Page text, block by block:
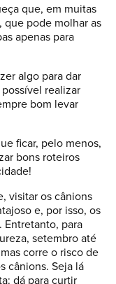
que, em muitas
pode molhar as
apenas para
algo para dar
realizar
bom levar
ficar, pelo menos,
bons roteiros
visitar os cânions
e, por isso, os
Entretanto, para
setembro até
corre o risco de
cânions. Seja lá
dá para curtir